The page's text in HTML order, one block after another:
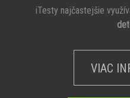
iTesty najčastejšie
VIAC